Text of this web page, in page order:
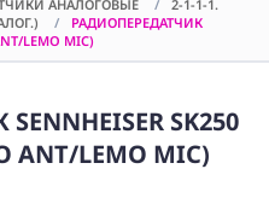
АНАЛОГОВЫЕ /
2-1-1-1.
/
РАДИОПЕРЕДАТЧИК
LEMO MIC)
SK250
ANT/LEMO MIC)